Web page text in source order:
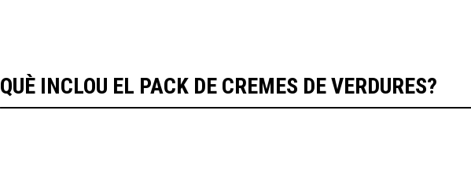
QUÈ INCLOU EL PACK DE CREMES DE VERDURES?